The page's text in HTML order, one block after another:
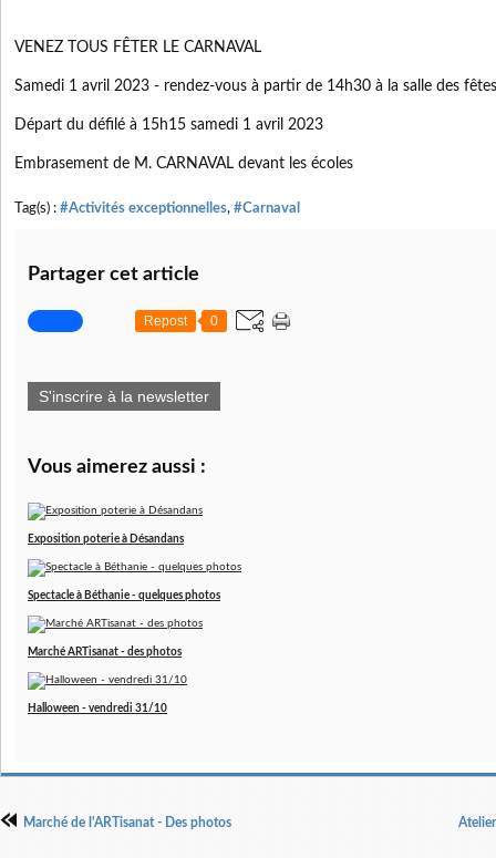
VENEZ TOUS FÊTER LE CARNAVAL
Samedi 1 avril 2023 - rendez-vous à partir de 14h30 à la salle des
Départ du défilé à 15h15 samedi 1 avril 2023
Embrasement de M. CARNAVAL devant les écoles
Tag(s) : #Activités exceptionnelles, #Carnaval
Partager cet article
Repost 0
S'inscrire à la newsletter
Vous aimerez aussi :
Exposition poterie à Désandans
Spectacle à Béthanie - quelques photos
Marché ARTisanat - des photos
Halloween - vendredi 31/10
Marché de l'ARTisanat - Des photos